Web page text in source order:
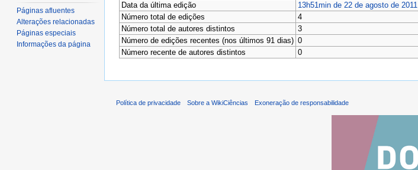
Data da última edição
13h51min de 22 de agosto de 2011
Número total de edições
4
Número total de autores distintos
3
Número de edições recentes (nos últimos 91 dias) 0
Número recente de autores distintos
0
Páginas afluentes
Alterações relacionadas
Páginas especiais
Informações da página
Política de privacidade Sobre a WikiCiências Exoneração de responsabilidade